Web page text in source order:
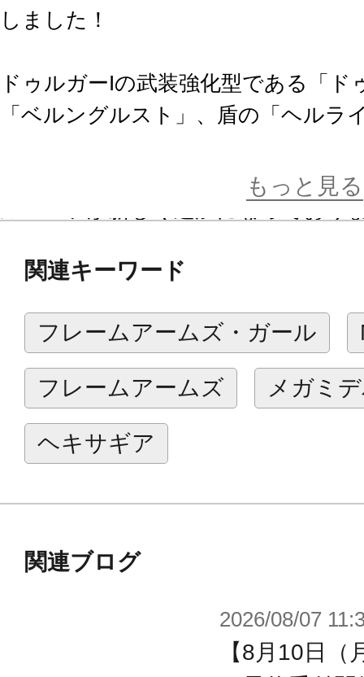
しました！
ドゥルガーIの武装強化型である「ド
「ベルングルスト」、盾の「ヘルラ
ガール部分も通常より多い4種の新
ーII単体だけでなくマガツキとの装
特典としてSBクリエイティブ作成
ろしイラスト等を掲載します。
【商品詳細】
・4種類のタンポ印刷済みの顔パー
ートカットにもできます。また、通
・前髪は装甲を外して、リボンを装
もっと見る
関連キーワード
フレームアームズ・ガール
フレームアームズ メガミ
ヘキサギア
関連ブログ
2026/08/07
【8月10日